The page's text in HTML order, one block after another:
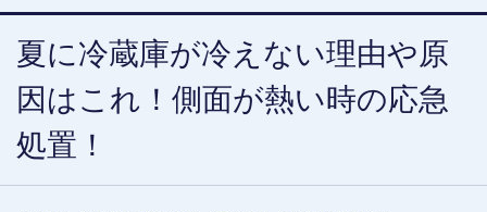
夏に冷蔵庫が冷えない理由や原
因はこれ！側面が熱い時の応急
処置！